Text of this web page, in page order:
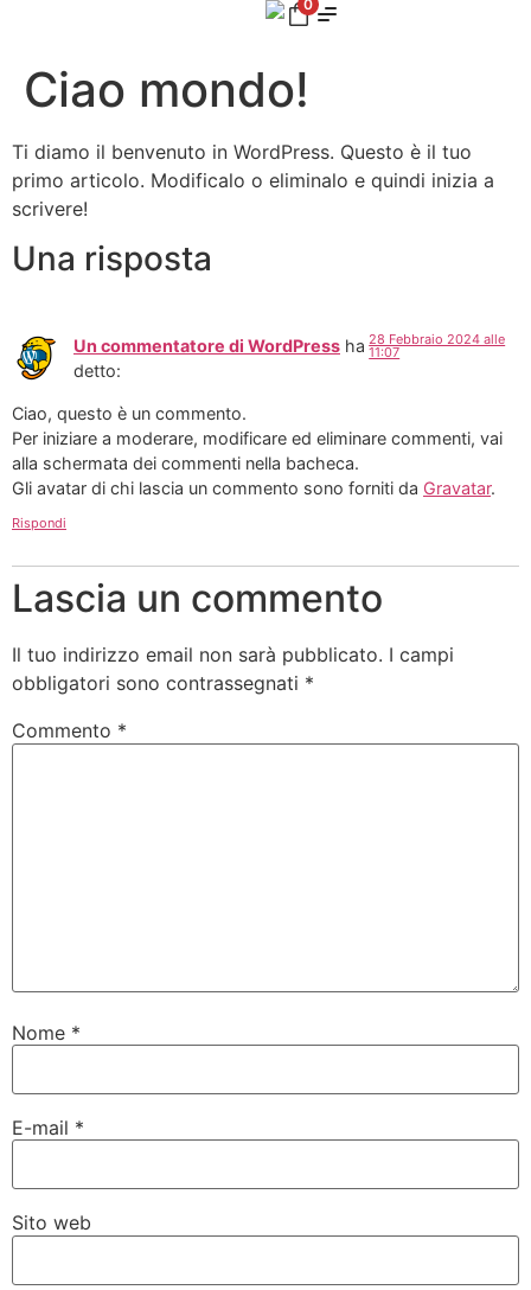
0
Ciao mondo!
Ti diamo il benvenuto in WordPress. Questo è il tuo
primo articolo. Modificalo o eliminalo e quindi inizia a
scrivere!
Una risposta
Un commentatore di WordPress ha
detto:
28 Febbraio 2024 alle
11:07
Ciao, questo è un commento.
Per iniziare a moderare, modificare ed eliminare commenti, vai
alla schermata dei commenti nella bacheca.
Gli avatar di chi lascia un commento sono forniti da Gravatar.
Rispondi
Lascia un commento
Il tuo indirizzo email non sarà pubblicato. I campi
obbligatori sono contrassegnati *
Commento *
Nome *
E-mail *
Sito web